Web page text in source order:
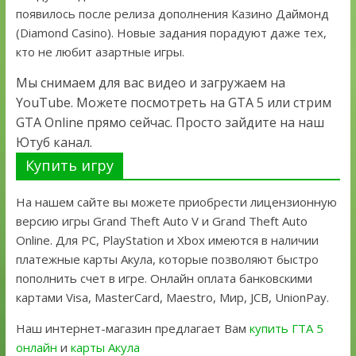
появилось после релиза дополнения Казино Даймонд
(Diamond Casino). Новые задания порадуют даже тех,
кто не любит азартные игры.
Мы снимаем для вас видео и загружаем на
YouTube. Можете посмотреть на GTA 5 или стрим
GTA Online прямо сейчас. Просто зайдите на наш
Ютуб канал.
Купить игру
На нашем сайте вы можете приобрести лицензионную
версию игры Grand Theft Auto V и Grand Theft Auto
Online. Для PC, PlayStation и Xbox имеются в наличии
платежные карты Акула, которые позволяют быстро
пополнить счет в игре. Онлайн оплата банковскими
картами Visa, MasterCard, Maestro, Мир, JCB, UnionPay.
Наш интернет-магазин предлагает Вам купить ГТА 5
онлайн и карты Акула